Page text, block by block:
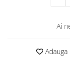
Ai
Adauga